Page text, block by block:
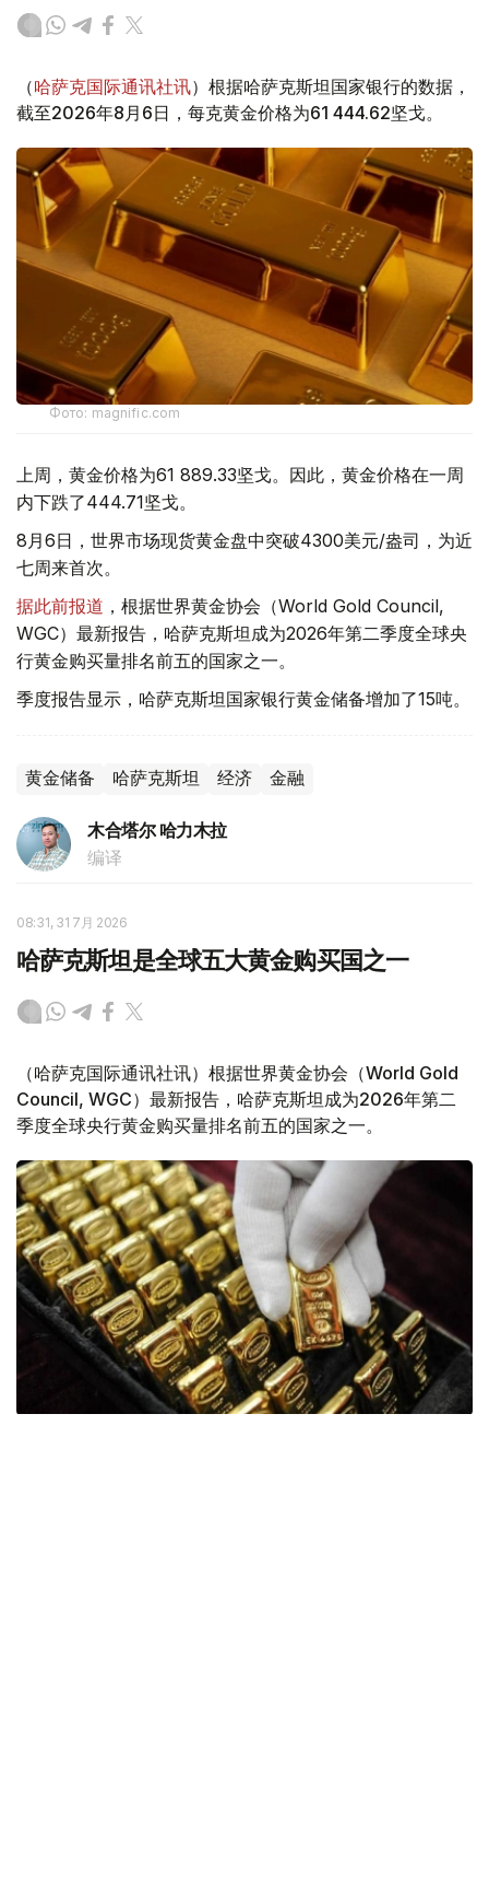
（哈萨克国际通讯社讯）根据哈萨克斯坦国家银行的数据，
截至2026年8月6日，每克黄金价格为61 444.62坚戈。
Фото: magnific.com
上周，黄金价格为61 889.33坚戈。因此，黄金价格在一周
内下跌了444.71坚戈。
8月6日，世界市场现货黄金盘中突破4300美元/盎司，为近
七周来首次。
据此前报道 ，根据世界黄金协会（World Gold Council,
WGC）最新报告，哈萨克斯坦成为2026年第二季度全球央
行黄金购买量排名前五的国家之一。
季度报告显示，哈萨克斯坦国家银行黄金储备增加了15吨。
黄金储备 哈萨克斯坦 经济 金融
木合塔尔 哈力木拉
编译
08:31, 31 7月 2026
哈萨克斯坦是全球五大黄金购买国之一
（哈萨克国际通讯社讯）根据世界黄金协会（World Gold
Council, WGC）最新报告，哈萨克斯坦成为2026年第二
季度全球央行黄金购买量排名前五的国家之一。